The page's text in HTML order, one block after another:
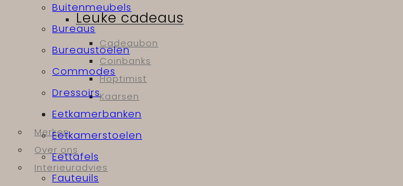
Leuke cadeaus
Cadeaubon
Coinbanks
Hoptimist
Kaarsen
Merken
Over ons
Interieuradvies
Buitenmeubels
Bureaus
Bureaustoelen
Commodes
Dressoirs
Eetkamerbanken
Eetkamerstoelen
Eettafels
Fauteuils